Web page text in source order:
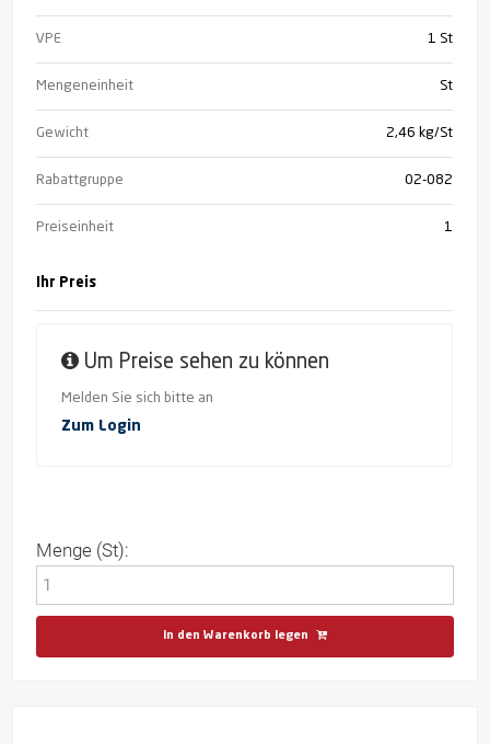
VPE 1 St
Mengeneinheit St
Gewicht 2,46 kg/St
Rabattgruppe 02-082
Preiseinheit 1
Ihr Preis
Um Preise sehen zu können
Melden Sie sich bitte an
Zum Login
Menge (St):
In den Warenkorb legen